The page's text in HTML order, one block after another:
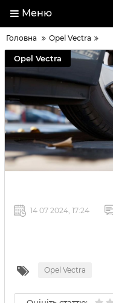
Меню
Головна Opel Vectra
Opel Vectra
14 07 2024, 17:24
Opel Vectra